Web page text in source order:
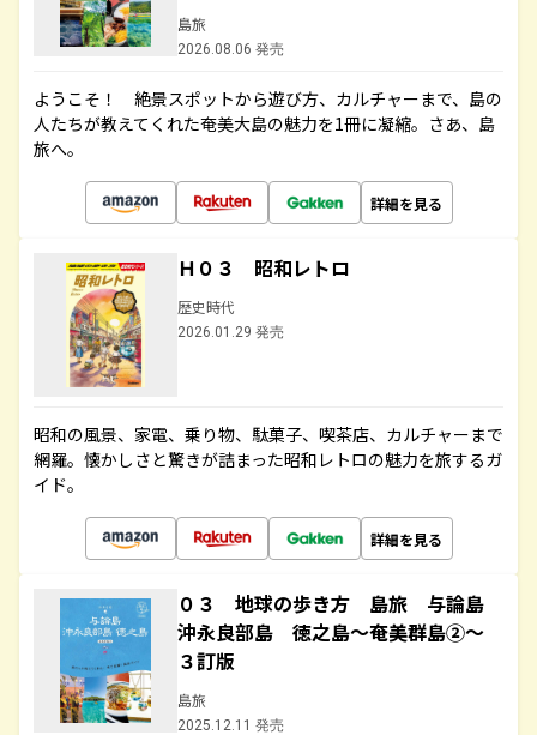
島旅
2026.08.06 発売
ようこそ！ 絶景スポットから遊び方、カルチャーまで、島の
人たちが教えてくれた奄美大島の魅力を1冊に凝縮。さあ、島
旅へ。
詳細を見る
Ｈ０３ 昭和レトロ
歴史時代
2026.01.29 発売
昭和の風景、家電、乗り物、駄菓子、喫茶店、カルチャーまで
網羅。懐かしさと驚きが詰まった昭和レトロの魅力を旅するガ
イド。
詳細を見る
０３ 地球の歩き方 島旅 与論島
沖永良部島 徳之島～奄美群島②～
３訂版
島旅
2025.12.11 発売